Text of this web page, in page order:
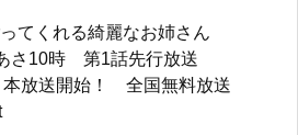
てくれる綺麗なお姉さん
さ10時 第1話先行放送
本放送開始！ 全国無料放送